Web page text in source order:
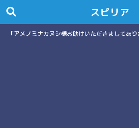
スピリア
「アメノミナカヌシ様お助けいただきましてあ